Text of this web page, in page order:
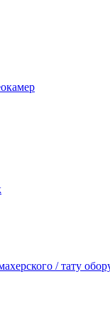
/ тату